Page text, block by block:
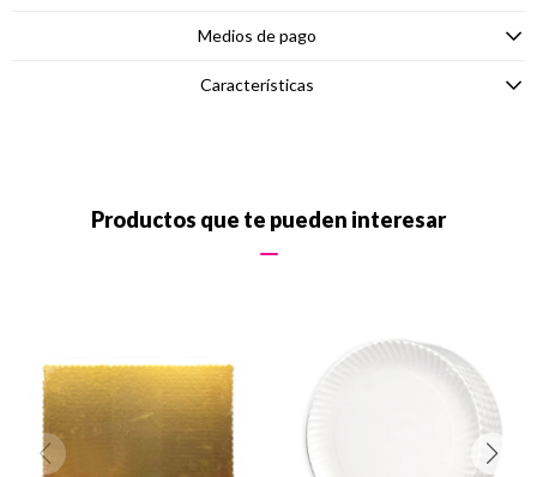
Medios de pago
Características
Productos que te pueden interesar